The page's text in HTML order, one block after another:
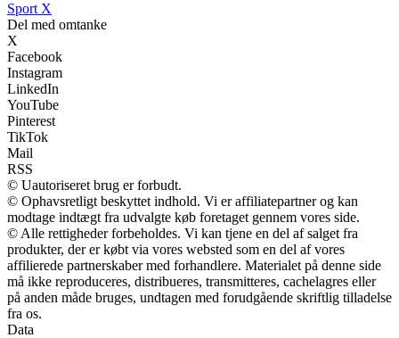
Sport X
Del med omtanke
X
Facebook
Instagram
LinkedIn
YouTube
Pinterest
TikTok
Mail
RSS
© Uautoriseret brug er forbudt.
© Ophavsretligt beskyttet indhold. Vi er affiliatepartner og kan
modtage indtægt fra udvalgte køb foretaget gennem vores side.
© Alle rettigheder forbeholdes. Vi kan tjene en del af salget fra
produkter, der er købt via vores websted som en del af vores
affilierede partnerskaber med forhandlere. Materialet på denne side
må ikke reproduceres, distribueres, transmitteres, cachelagres eller
på anden måde bruges, undtagen med forudgående skriftlig tilladelse
fra os.
Data